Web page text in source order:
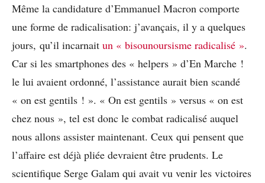
Même la candidature d’Emmanuel Macron comporte
une forme de radicalisation: j’avançais, il y a quelques
jours, qu’il incarnait un « bisounoursisme radicalisé ».
Car si les smartphones des « helpers » d’En Marche !
le lui avaient ordonné, l’assistance aurait bien scandé
« on est gentils ! ». « On est gentils » versus « on est
chez nous », tel est donc le combat radicalisé auquel
nous allons assister maintenant. Ceux qui pensent que
l’affaire est déjà pliée devraient être prudents. Le
scientifique Serge Galam qui avait vu venir les victoires